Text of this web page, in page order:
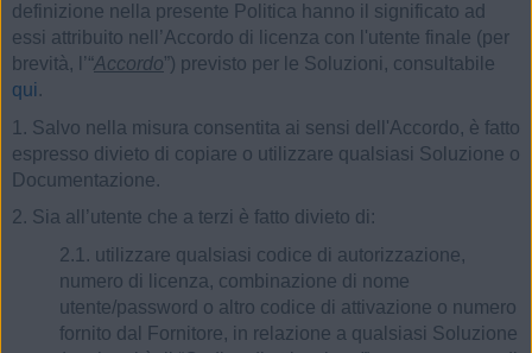
definizione nella presente Politica hanno il significato ad
essi attribuito nell’Accordo di licenza con l'utente finale (per
brevità, l’“Accordo”) previsto per le Soluzioni, consultabile
qui.
1. Salvo nella misura consentita ai sensi dell'Accordo, è fatto
espresso divieto di copiare o utilizzare qualsiasi Soluzione o
Documentazione.
2. Sia all’utente che a terzi è fatto divieto di:
2.1. utilizzare qualsiasi codice di autorizzazione,
numero di licenza, combinazione di nome
utente/password o altro codice di attivazione o numero
fornito dal Fornitore, in relazione a qualsiasi Soluzione